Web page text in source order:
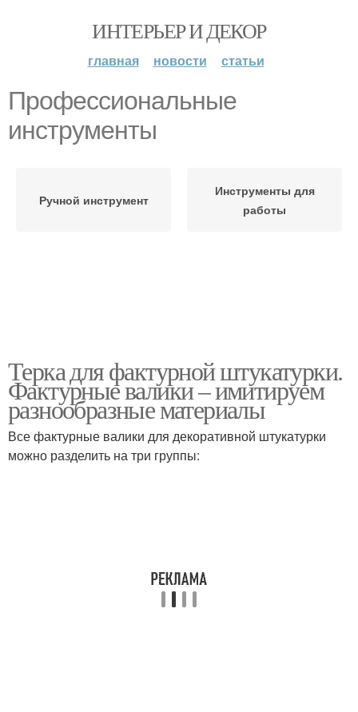
ИНТЕРЬЕР И ДЕКОР
главная новости статьи
Профессиональные
инструменты
Ручной инструмент
Инструменты для
работы
Терка для фактурной штукатурки.
Фактурные валики – имитируем
разнообразные материалы
Все фактурные валики для декоративной штукатурки
можно разделить на три группы: